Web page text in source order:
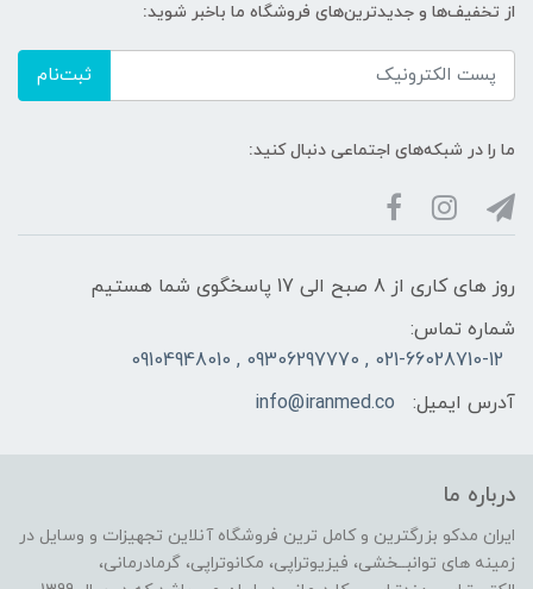
از تخفیف‌ها و جدیدترین‌های فروشگاه ما باخبر شوید:
ثبت‌نام
ما را در شبکه‌های اجتماعی دنبال کنید:
روز های کاری از 8 صبح الی 17 پاسخگوی شما هستیم
شماره تماس:
021-66028710-12 , 09306297770 , 09104948010
آدرس ایمیل:
info@iranmed.co
درباره ما
ایران مدکو بزرگترین و کامل ترین فروشگاه آنلاین تجهیزات و وسایل در
زمینه های توانبــخشی، فیزیوتراپی، مکانوتراپی، گرمادرمانی،